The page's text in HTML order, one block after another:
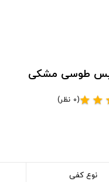
طوسی مشکی
star
star(0 نظر)
نوع کفی